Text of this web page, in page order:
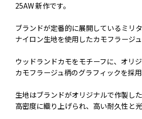
25AW 新作です。
ブランドが定番的に展開しているミリ
ナイロン生地を使用したカモフラージ
ウッドランドカモをモチーフに、オリ
カモフラージュ柄のグラフィックを採用
生地はブランドがオリジナルで作製し
高密度に織り上げられ、高い耐久性と